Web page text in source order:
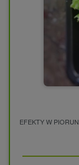
EFEKTY W